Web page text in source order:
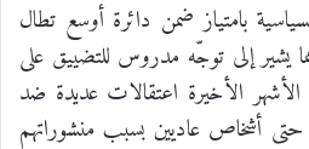
بامتياز ضمن دائرة أوسع تطال
من فلسطينيي 48، مما يشير إلى توجّه مدروس للتضييق على
الأخيرة اعتقالات عديدة ضد
حتى أشخاص عاديين بسبب منشوراتهم